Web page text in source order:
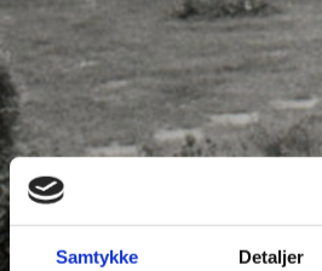
Samtykke Detaljer